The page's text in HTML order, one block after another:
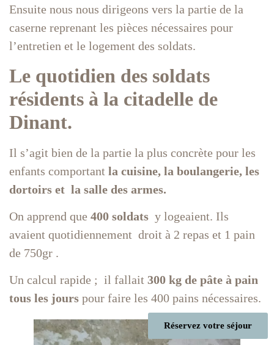
Ensuite nous nous dirigeons vers la partie de la
caserne reprenant les pièces nécessaires pour
l’entretien et le logement des soldats.
Le quotidien des soldats
résidents à la citadelle de
Dinant.
Il s’agit bien de la partie la plus concrète pour les
enfants comportant la cuisine, la boulangerie, les
dortoirs et la salle des armes.
On apprend que 400 soldats y logeaient. Ils
avaient quotidiennement droit à 2 repas et 1 pain
de 750gr .
Un calcul rapide ; il fallait 300 kg de pâte à pain
tous les jours pour faire les 400 pains nécessaires.
Réservez votre séjour